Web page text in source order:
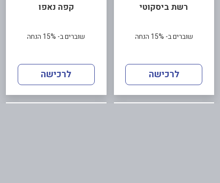
רשת ביסקוטי
שוברים ב- 15% הנחה
לרכישה
קפה נאפו
שוברים ב- 15% הנחה
לרכישה